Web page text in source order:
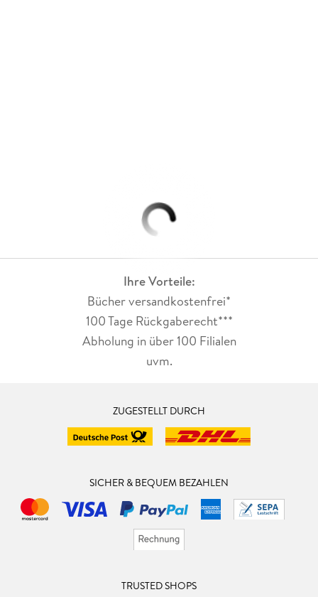
Ihre Vorteile:
Bücher versandkostenfrei*
100 Tage Rückgaberecht***
Abholung in über 100 Filialen
uvm.
ZUGESTELLT DURCH
SICHER & BEQUEM BEZAHLEN
TRUSTED SHOPS